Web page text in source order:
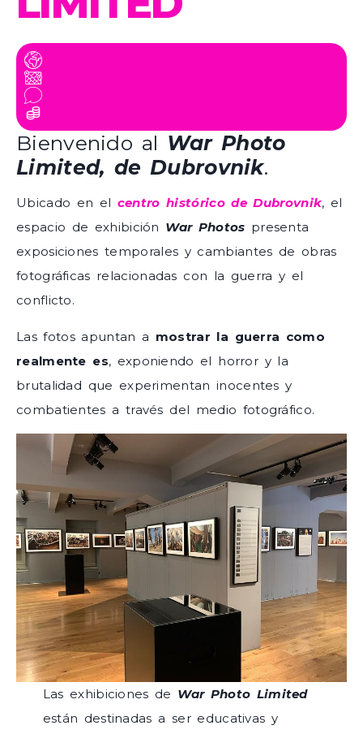
Bienvenido al War Photo
Limited, de Dubrovnik.
Ubicado en el centro histórico de Dubrovnik, el
espacio de exhibición War Photos presenta
exposiciones temporales y cambiantes de obras
fotográficas relacionadas con la guerra y el
conflicto.
Las fotos apuntan a mostrar la guerra como
realmente es, exponiendo el horror y la
brutalidad que experimentan inocentes y
combatientes a través del medio fotográfico.
Las exhibiciones de War Photo Limited
están destinadas a ser educativas y